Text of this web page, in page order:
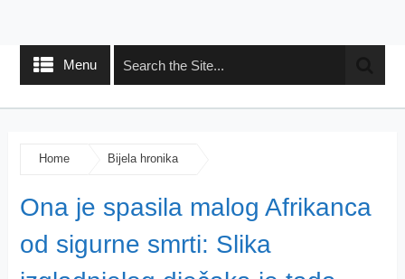
Menu
Home Bijela hronika
Ona je spasila malog Afrikanca
od sigurne smrti: Slika